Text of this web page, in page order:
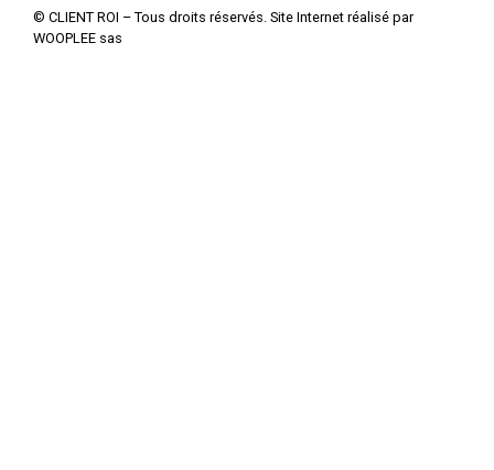
© CLIENT ROI – Tous droits réservés. Site Internet réalisé par
WOOPLEE sas